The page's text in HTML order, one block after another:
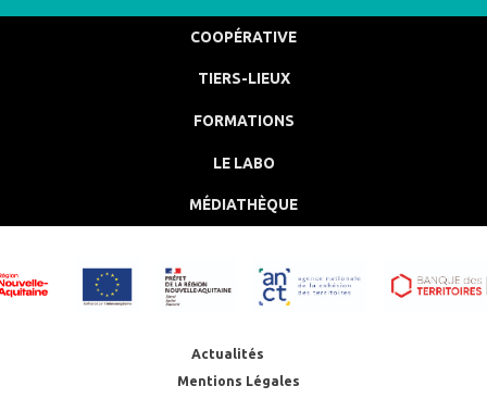
COOPÉRATIVE
TIERS-LIEUX
FORMATIONS
LE LABO
MÉDIATHÈQUE
Actualités
Mentions Légales